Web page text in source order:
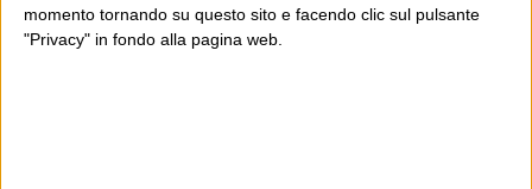
momento tornando su questo sito e facendo clic sul pulsante
"Privacy" in fondo alla pagina web.